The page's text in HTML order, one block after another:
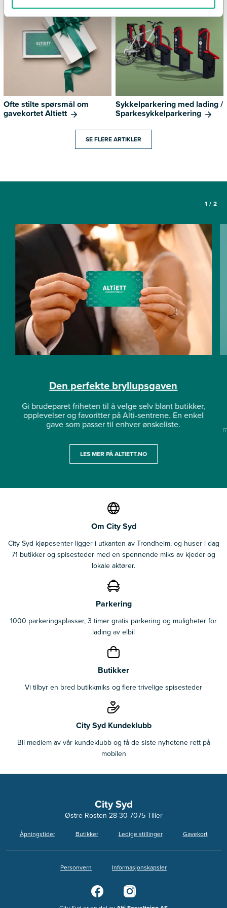
Ofte stilte spørsmål om
gavekortet Altiett
Sykkelparkering med lading /
Sparkesykkelparkering
SE FLERE ARTIKLER
1 / 2
Den perfekte bryllupsgaven
Gi brudeparet friheten til å velge selv blant butikker,
opplevelser og favoritter på Alti-sentrene. En enkel
gave som passer til enhver ønskeliste.
LES MER PÅ ALTIETT.NO
Om City Syd
City Syd kjøpesenter ligger i utkanten av Trondheim, og huser i dag
71 butikker og spisesteder med en spennende miks av kjeder og
lokale aktører.
Parkering
1000 parkeringsplasser, 3 timer gratis parkering og muligheter for
lading av elbil
Butikker
Vi tilbyr en bred butikkmiks og flere trivelige spisesteder
City Syd Kundeklubb
Bli medlem av vår kundeklubb og få de siste nyhetene rett på
mobilen
City Syd
Østre Rosten 28-30 7075 Tiller
Åpningstider Butikker Ledige stillinger Gavekort
Personvern Informasjonskapsler